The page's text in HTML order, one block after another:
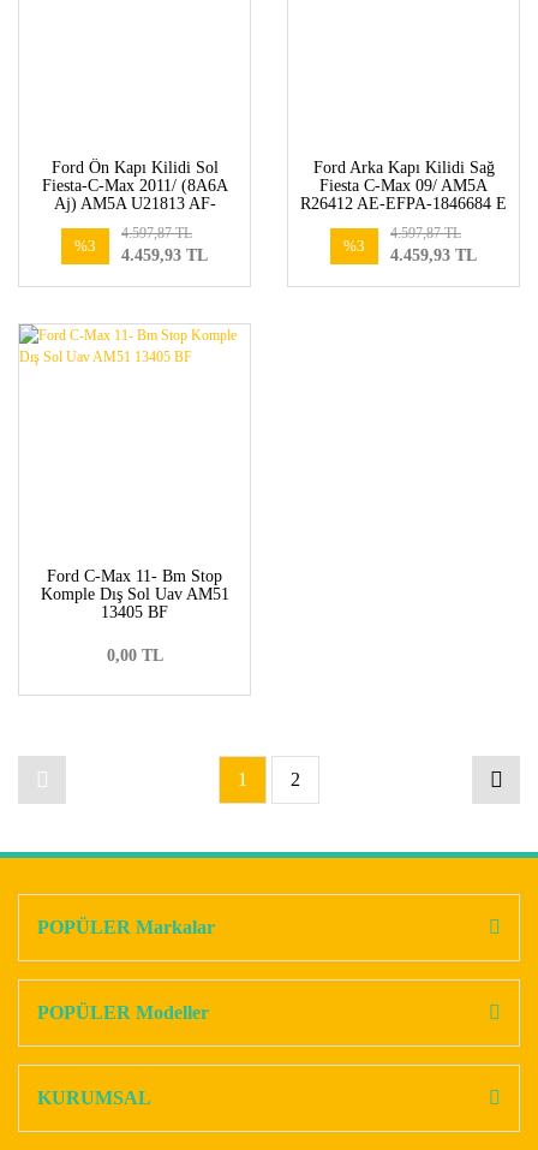
Ford Ön Kapı Kilidi Sol
Fiesta-C-Max 2011/ (8A6A
Aj) AM5A U21813 AF-
%3
4.459,93 TL
4.597,87 TL
Ford Arka Kapı Kilidi Sağ
Fiesta C-Max 09/ AM5A
R26412 AE-EFPA-1846684 E
%3
4.459,93 TL
4.597,87 TL
Ford C-Max 11- Bm Stop
Komple Dış Sol Uav AM51
13405 BF
0,00 TL
1 2
POPÜLER Markalar
POPÜLER Modeller
KURUMSAL